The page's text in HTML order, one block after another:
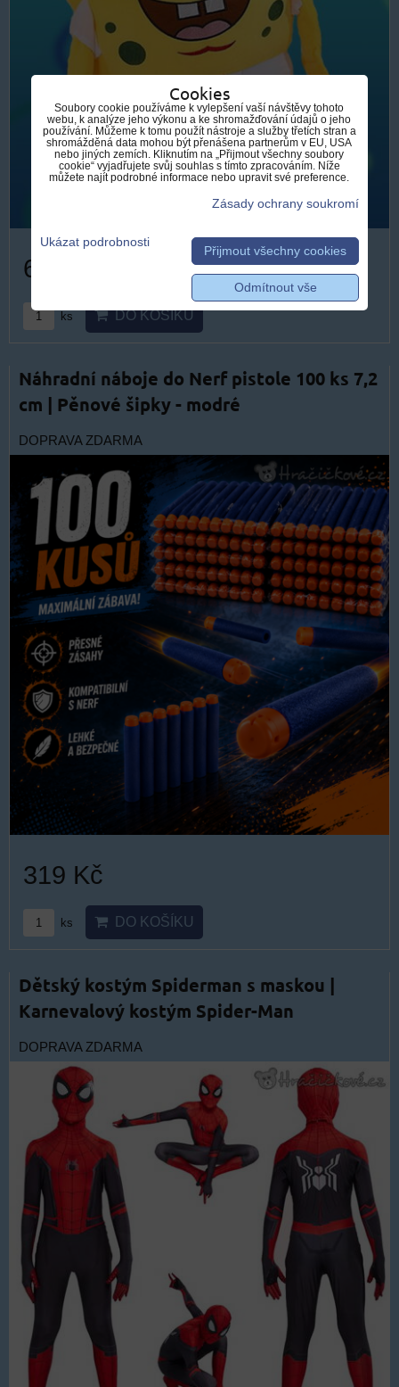
609 Kč
ks DO KOŠÍKU
Náhradní náboje do Nerf pistole 100 ks 7,2
cm | Pěnové šipky - modré
DOPRAVA ZDARMA
319 Kč
ks DO KOŠÍKU
Dětský kostým Spiderman s maskou |
Karnevalový kostým Spider-Man
DOPRAVA ZDARMA
Cookies
Soubory cookie používáme k vylepšení vaší návštěvy tohoto
webu, k analýze jeho výkonu a ke shromažďování údajů o jeho
používání. Můžeme k tomu použít nástroje a služby třetích stran a
shromážděná data mohou být přenášena partnerům v EU, USA
nebo jiných zemích. Kliknutím na „Přijmout všechny soubory
cookie“ vyjadřujete svůj souhlas s tímto zpracováním. Níže
můžete najít podrobné informace nebo upravit své preference.
Zásady ochrany soukromí
Ukázat podrobnosti
Přijmout všechny cookies
Odmítnout vše